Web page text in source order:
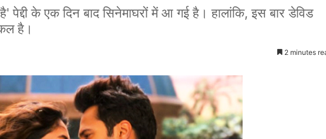
पेद्दी के एक दिन बाद सिनेमाघरों में आ गई है। हालांकि, इस बार डेविड
है।
2 minutes